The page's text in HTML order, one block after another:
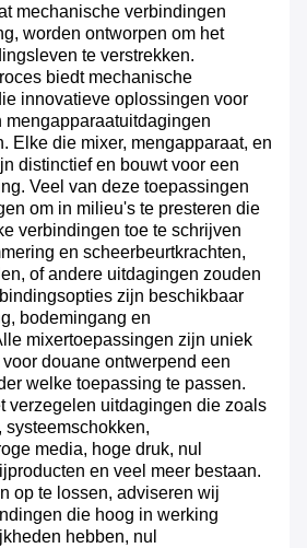
mechanische verbindingen
worden ontworpen om het
te verstrekken.
biedt mechanische
innovatieve oplossingen voor
mengapparaatuitdagingen
Elke die mixer, mengapparaat, en
distinctief en bouwt voor een
Veel van deze toepassingen
om in milieu's te presteren die
verbindingen toe te schrijven
en scheerbeurtkrachten,
of andere uitdagingen zouden
zijn beschikbaar
bodemingang en
mixertoepassingen zijn uniek
douane ontwerpend een
welke toepassing te passen.
verzegelen uitdagingen die zoals
systeemschokken,
media, hoge druk, nul
en veel meer bestaan.
op te lossen, adviseren wij
die hoog in werking
hebben, nul